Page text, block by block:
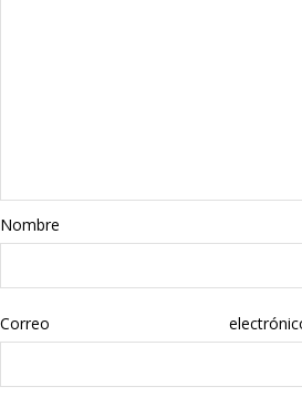
libros
Correo